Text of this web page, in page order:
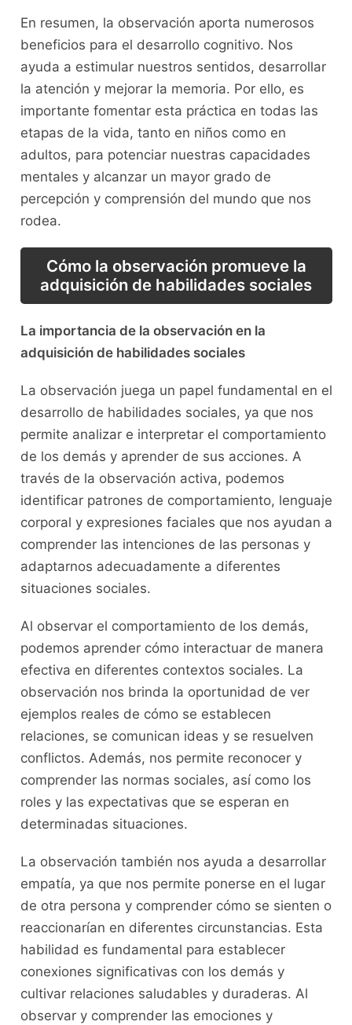
En resumen, la observación aporta numerosos
beneficios para el desarrollo cognitivo. Nos
ayuda a estimular nuestros ‍sentidos, desarrollar
la atención y mejorar la⁣ memoria.⁢ Por​ ello, es ​
importante⁢ fomentar esta práctica en todas las
etapas de la vida, tanto en niños‌ como⁤ en
adultos, para potenciar ‌nuestras capacidades
mentales y alcanzar⁤ un​ mayor grado de
percepción y comprensión ⁢del‌ mundo que​ nos
rodea.
Cómo ‌la‌ observación promueve la
adquisición de habilidades sociales
La ​importancia de la⁣ observación ⁢en la
adquisición de habilidades sociales
La observación juega⁤ un papel fundamental en el⁣
desarrollo de habilidades sociales, ya que nos
permite analizar e ⁣interpretar el comportamiento
de los demás ⁢y aprender ​de sus acciones. A
⁣través⁣ de la observación activa, podemos
identificar patrones ‌de comportamiento, lenguaje
corporal ⁣y ‍expresiones‍ faciales que nos ayudan‍ a⁤
comprender las intenciones de⁢ las personas y
adaptarnos adecuadamente a diferentes
situaciones sociales.
Al observar ⁣el comportamiento ‌de los⁤ demás, ​
podemos aprender cómo interactuar⁤ de manera
efectiva en diferentes contextos sociales. La
observación nos brinda la oportunidad de ⁢ver
ejemplos reales de cómo se establecen
relaciones, se​ comunican ideas y se resuelven⁣
conflictos. Además,‌ nos permite ‌reconocer ⁢y
comprender las normas sociales, ⁢así​ como ‌los‌
roles y las expectativas que se esperan ⁢en
‍determinadas situaciones.
La observación también nos⁣ ayuda‍ a ‌desarrollar
empatía, ya que ⁤nos‌ permite ponerse en​ el lugar
⁤de otra persona y comprender ‌cómo se sienten o
reaccionarían en ⁢diferentes circunstancias. Esta
habilidad es​ fundamental para establecer
conexiones⁣ significativas⁤ con ⁣los demás y‌
cultivar relaciones saludables ⁣y duraderas.​ Al‌
observar y comprender las emociones ⁢y